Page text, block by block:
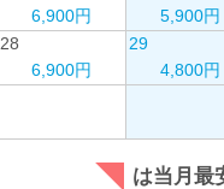
6,900円
5,900円
28
6,900円
29
4,800円
は当月最